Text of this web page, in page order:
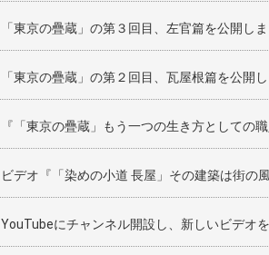
「東京の疊蔵」の第３回目、左官篇を公開し
「東京の疊蔵」の第２回目、瓦屋根篇を公開
『「東京の疊蔵」もう一つの生き方としての
ビデオ『「染めの小道 長屋」その建築は街の
YouTubeにチャンネル開設し、新しいビデオ